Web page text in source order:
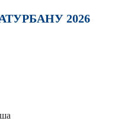
2026